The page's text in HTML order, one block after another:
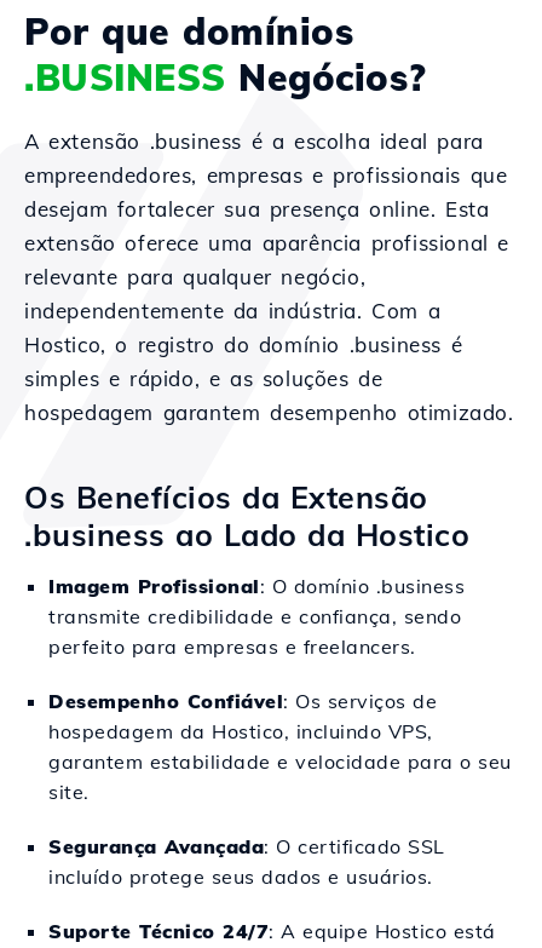
Por que domínios
.BUSINESS Negócios?
A extensão .business é a escolha ideal para
empreendedores, empresas e profissionais que
desejam fortalecer sua presença online. Esta
extensão oferece uma aparência profissional e
relevante para qualquer negócio,
independentemente da indústria. Com a
Hostico, o registro do domínio .business é
simples e rápido, e as soluções de
hospedagem garantem desempenho otimizado.
Os Benefícios da Extensão
.business ao Lado da Hostico
Imagem Profissional: O domínio .business
transmite credibilidade e confiança, sendo
perfeito para empresas e freelancers.
Desempenho Confiável: Os serviços de
hospedagem da Hostico, incluindo VPS,
garantem estabilidade e velocidade para o seu
site.
Segurança Avançada: O certificado SSL
incluído protege seus dados e usuários.
Suporte Técnico 24/7: A equipe Hostico está